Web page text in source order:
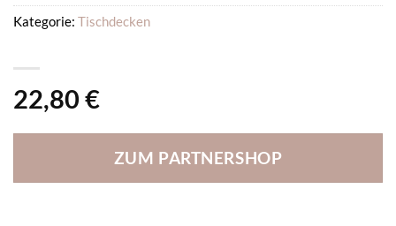
22,80 €
ZUM PARTNERSHOP
Kategorie: Tischdecken